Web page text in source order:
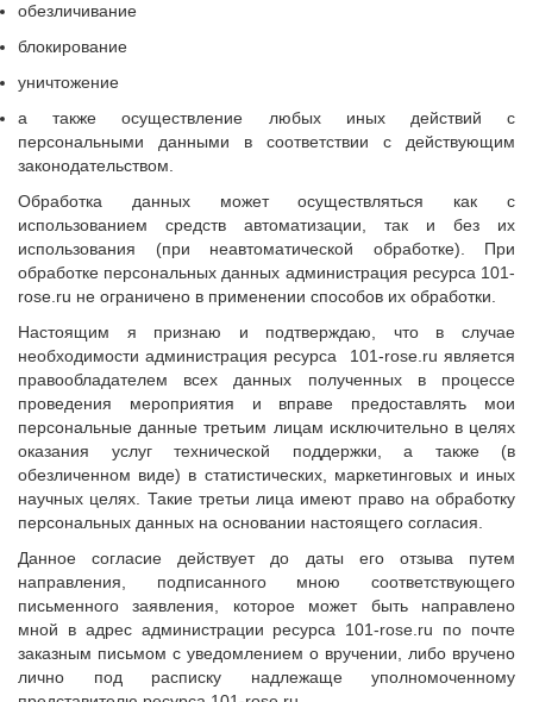
обезличивание
блокирование
уничтожение
а также осуществление любых иных действий с
персональными данными в соответствии с действующим
законодательством.
Обработка данных может осуществляться как с
использованием средств автоматизации, так и без их
использования (при неавтоматической обработке). При
обработке персональных данных администрация ресурса 101-
rose.ru не ограничено в применении способов их обработки.
Настоящим я признаю и подтверждаю, что в случае
необходимости администрация ресурса 101-rose.ru является
правообладателем всех данных полученных в процессе
проведения мероприятия и вправе предоставлять мои
персональные данные третьим лицам исключительно в целях
оказания услуг технической поддержки, а также (в
обезличенном виде) в статистических, маркетинговых и иных
научных целях. Такие третьи лица имеют право на обработку
персональных данных на основании настоящего согласия.
Данное согласие действует до даты его отзыва путем
направления, подписанного мною соответствующего
письменного заявления, которое может быть направлено
мной в адрес администрации ресурса 101-rose.ru по почте
заказным письмом с уведомлением о вручении, либо вручено
лично под расписку надлежаще уполномоченному